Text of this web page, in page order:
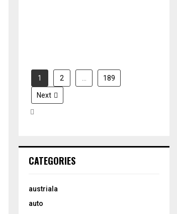
1 2 189
Next
CATEGORIES
austriala
auto